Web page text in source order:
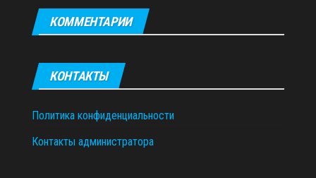
КОММЕНТАРИИ
КОНТАКТЫ
Политика конфиденциальности
Контакты администратора